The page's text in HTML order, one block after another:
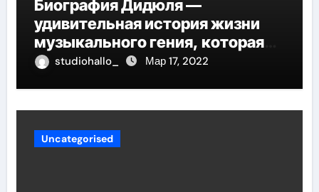
Биография Дидюля —
удивительная история жизни
музыкального гения, которая
проникнет в самые глубины
studiohallo_ Мар 17, 2022
Uncategorised